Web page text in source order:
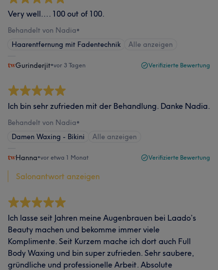
Very well…. 100 out of 100.
Behandelt von Nadia•
Haarentfernung mit Fadentechnik
Alle anzeigen
Gurinderjit•vor 3 Tagen Verifizierte Bewertung
Ich bin sehr zufrieden mit der Behandlung. Danke Nadia.
Behandelt von Nadia•
Damen Waxing - Bikini
Alle anzeigen
Hanna•vor etwa 1 Monat Verifizierte Bewertung
Salonantwort anzeigen
Ich lasse seit Jahren meine Augenbrauen bei Laado’s
Beauty machen und bekomme immer viele
Komplimente. Seit Kurzem mache ich dort auch Full
Body Waxing und bin super zufrieden. Sehr saubere,
gründliche und professionelle Arbeit. Absolute